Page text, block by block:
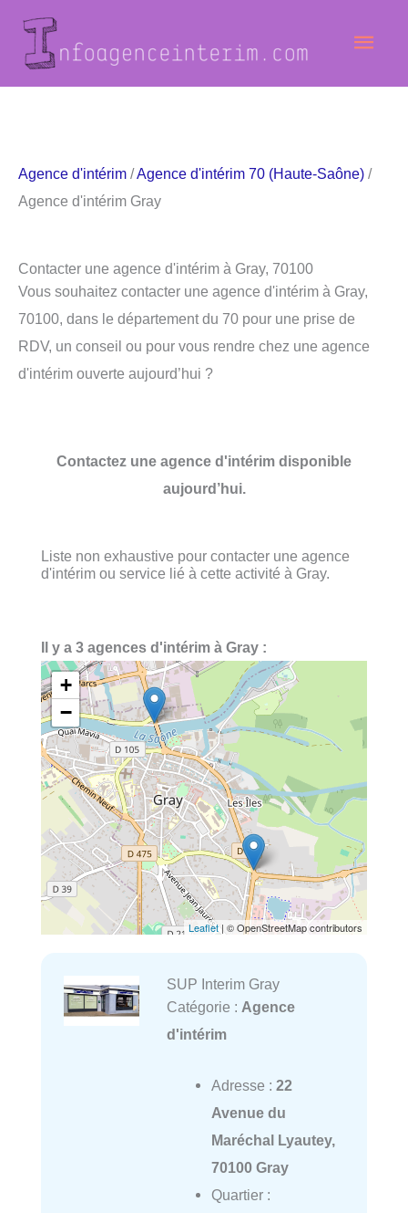
contenu
Agence d'intérim /Agence d'intérim 70 (Haute-Saône) /
Agence d'intérim Gray
Contacter une agence d'intérim à Gray, 70100
Vous souhaitez contacter une agence d'intérim à Gray,
70100, dans le département du 70 pour une prise de
RDV, un conseil ou pour vous rendre chez une agence
d'intérim ouverte aujourd’hui ?
Contactez une agence d'intérim disponible
aujourd’hui.
Liste non exhaustive pour contacter une agence
d'intérim ou service lié à cette activité à Gray.
Il y a 3 agences d'intérim à Gray :
+
−
Leaflet| © OpenStreetMap contributors
SUP Interim Gray
Catégorie : Agence
d'intérim
Adresse : 22
Avenue du
Maréchal Lyautey,
70100 Gray
Quartier :